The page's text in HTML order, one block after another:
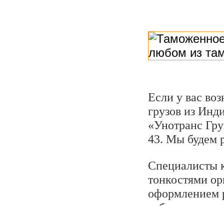
Если у вас
грузов из
«Унотранс
43. Мы будем
Специалисты
тонкостями
оформлением